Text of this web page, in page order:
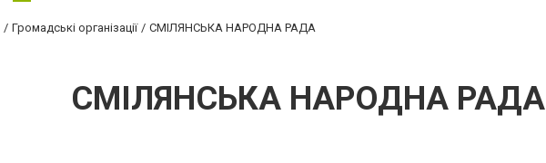
Громадські організації СМІЛЯНСЬКА НАРОДНА РАДА
СМІЛЯНСЬКА НАРОДНА РАДА